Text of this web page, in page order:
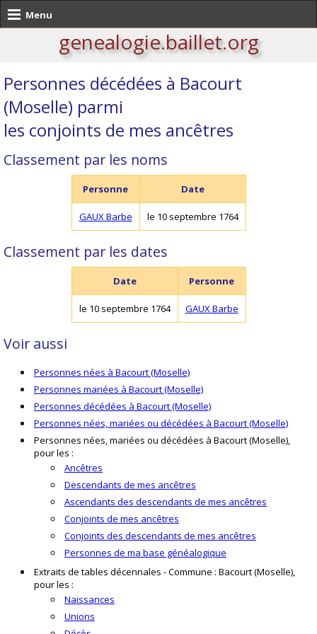
Menu
genealogie.baillet.org
Personnes décédées à Bacourt
(Moselle) parmi
les conjoints de mes ancêtres
Classement par les noms
Personne Date
GAUX Barbe le 10 septembre 1764
Classement par les dates
Date Personne
le 10 septembre 1764 GAUX Barbe
Voir aussi
Personnes nées à Bacourt (Moselle)
Personnes mariées à Bacourt (Moselle)
Personnes décédées à Bacourt (Moselle)
Personnes nées, mariées ou décédées à Bacourt (Moselle)
Personnes nées, mariées ou décédées à Bacourt (Moselle),
pour les :
Ancêtres
Descendants de mes ancêtres
Ascendants des descendants de mes ancêtres
Conjoints de mes ancêtres
Conjoints des descendants de mes ancêtres
Personnes de ma base généalogique
Extraits de tables décennales - Commune : Bacourt (Moselle),
pour les :
Naissances
Unions